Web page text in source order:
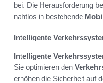
bei. Die Herausforderung
nahtlos in bestehende
Intelligente
Intelligente
Sie optimieren den
erhöhen die Sicherheit auf